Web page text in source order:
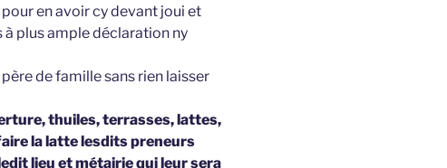
en avoir cy devant joui et
plus ample déclaration ny
de famille sans rien laisser
thuiles, terrasses, lattes,
la latte lesdits preneurs
lieu et métairie qui leur sera